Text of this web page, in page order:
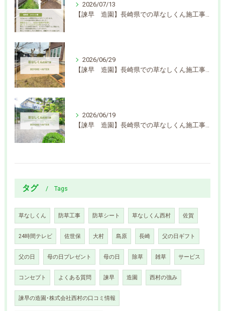
2026/07/13
【諫早 造園】長崎県での草なしくん施工事例を更新しました
2026/06/29
【諫早 造園】長崎県での草なしくん施工事例を更新しました
2026/06/19
【諫早 造園】長崎県での草なしくん施工事例を更新しました
タグ Tags
草なしくん 防草工事 防草シート 草なしくん西村 佐賀
24時間テレビ 佐世保 大村 島原 長崎 父の日ギフト
父の日 母の日プレゼント 母の日 除草 雑草 サービス
コンセプト よくある質問 諫早 造園 西村の強み
諫早の造園･株式会社西村の口コミ情報